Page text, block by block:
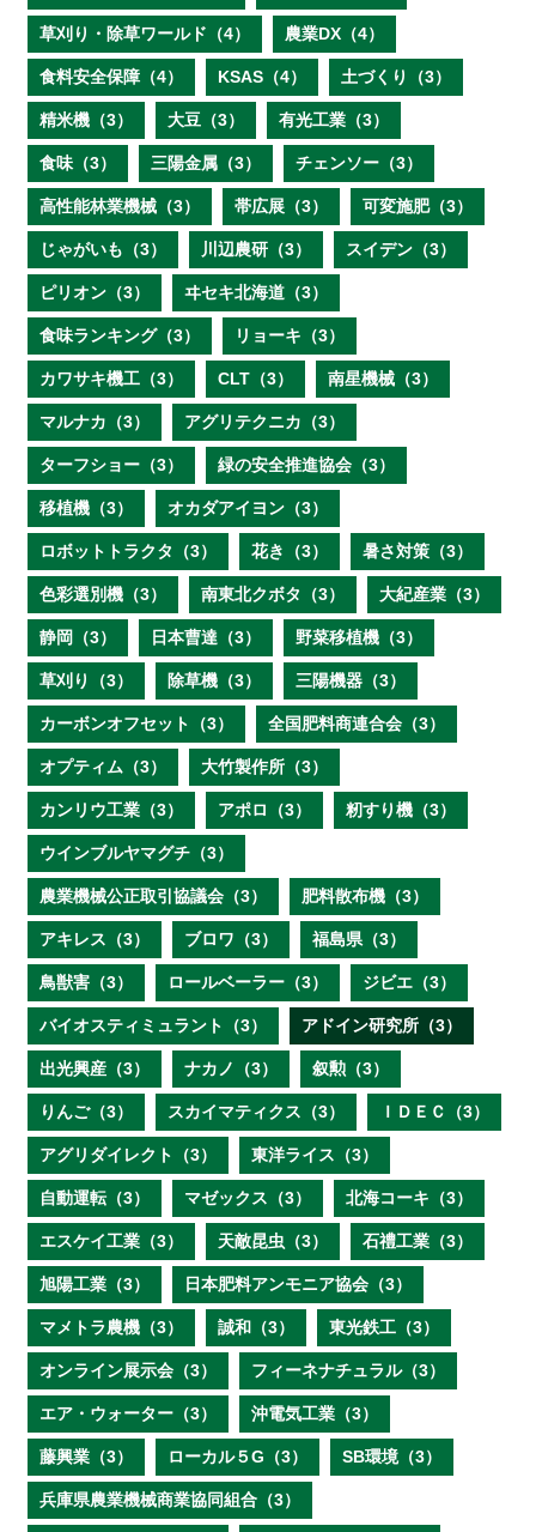
草刈り・除草ワールド（4） 農業DX（4）
食料安全保障（4） KSAS（4） 土づくり（3）
精米機（3） 大豆（3） 有光工業（3）
食味（3） 三陽金属（3） チェンソー（3）
高性能林業機械（3） 帯広展（3） 可変施肥（3）
じゃがいも（3） 川辺農研（3） スイデン（3）
ピリオン（3） ヰセキ北海道（3）
食味ランキング（3） リョーキ（3）
カワサキ機工（3） CLT（3） 南星機械（3）
マルナカ（3） アグリテクニカ（3）
ターフショー（3） 緑の安全推進協会（3）
移植機（3） オカダアイヨン（3）
ロボットトラクタ（3） 花き（3） 暑さ対策（3）
色彩選別機（3） 南東北クボタ（3） 大紀産業（3）
静岡（3） 日本曹達（3） 野菜移植機（3）
草刈り（3） 除草機（3） 三陽機器（3）
カーボンオフセット（3） 全国肥料商連合会（3）
オプティム（3） 大竹製作所（3）
カンリウ工業（3） アポロ（3） 籾すり機（3）
ウインブルヤマグチ（3）
農業機械公正取引協議会（3） 肥料散布機（3）
アキレス（3） ブロワ（3） 福島県（3）
鳥獣害（3） ロールベーラー（3） ジビエ（3）
バイオスティミュラント（3） アドイン研究所（3）
出光興産（3） ナカノ（3） 叙勲（3）
りんご（3） スカイマティクス（3） ＩＤＥＣ（3）
アグリダイレクト（3） 東洋ライス（3）
自動運転（3） マゼックス（3） 北海コーキ（3）
エスケイ工業（3） 天敵昆虫（3） 石禮工業（3）
旭陽工業（3） 日本肥料アンモニア協会（3）
マメトラ農機（3） 誠和（3） 東光鉄工（3）
オンライン展示会（3） フィーネナチュラル（3）
エア・ウォーター（3） 沖電気工業（3）
藤興業（3） ローカル５G（3） SB環境（3）
兵庫県農業機械商業協同組合（3）